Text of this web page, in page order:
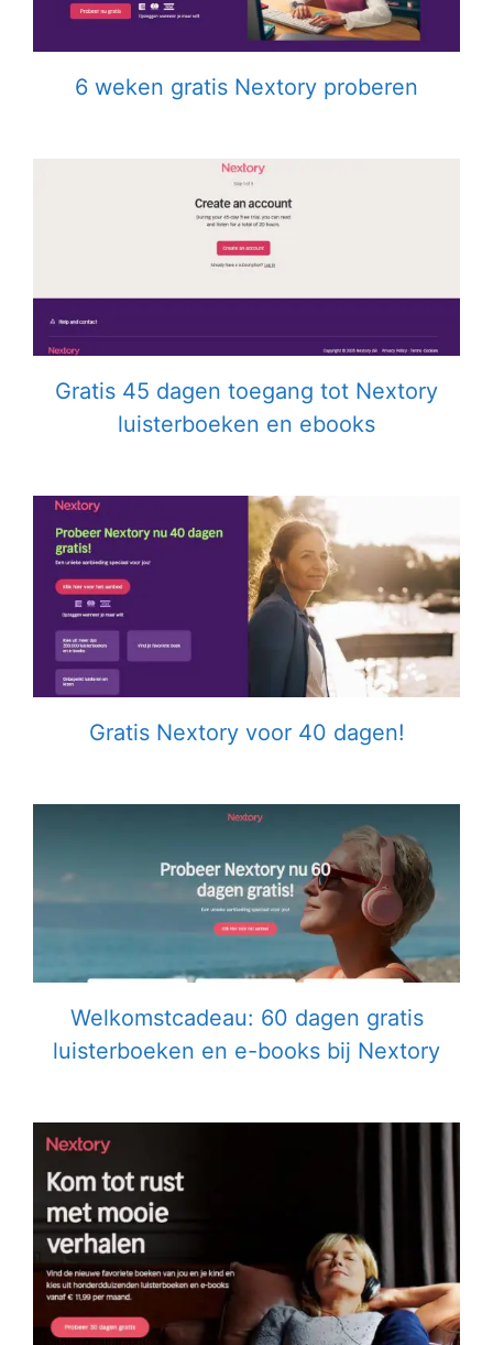
6 weken gratis Nextory proberen
Gratis 45 dagen toegang tot Nextory
luisterboeken en ebooks
Gratis Nextory voor 40 dagen!
Welkomstcadeau: 60 dagen gratis
luisterboeken en e-books bij Nextory